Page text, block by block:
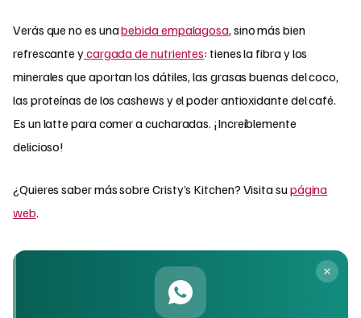
Verás que no es unabebida empalagosa, sino más bien
refrescante ycargada de nutrientes: tienes la fibra y los
minerales que aportan los dátiles, las grasas buenas del coco,
las proteínas de los cashews y el poder antioxidante del café.
Es un latte para comer a cucharadas. ¡Increíblemente
delicioso!
¿Quieres saber más sobre Cristy’s Kitchen? Visita supágina
web.